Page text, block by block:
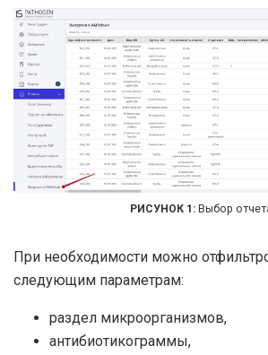
Выбор
При необходимости можно
следующим параметрам:
раздел микроорганизмов,
антибиотикограммы,